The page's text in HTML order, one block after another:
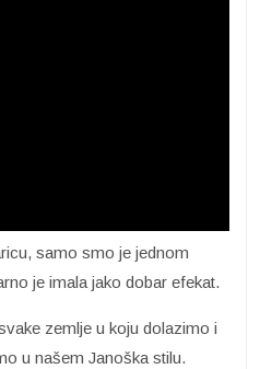
samo smo je jednom
je imala jako dobar efekat.
zemlje u koju dolazimo i
u našem Janoška stilu.